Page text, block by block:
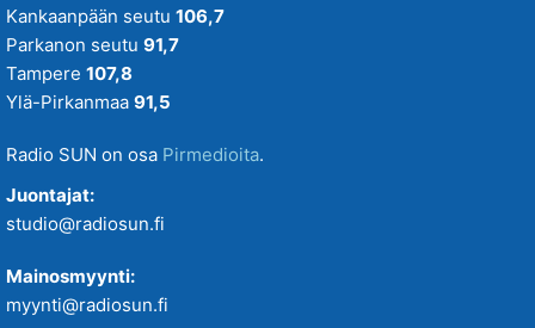
Kankaanpään seutu 106,7
Parkanon seutu 91,7
Tampere 107,8
Ylä-Pirkanmaa 91,5
Radio SUN on osa Pirmedioita.
Juontajat:
studio@radiosun.fi
Mainosmyynti:
myynti@radiosun.fi